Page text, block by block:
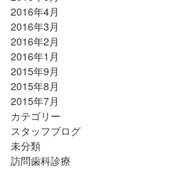
2016年4月
2016年3月
2016年2月
2016年1月
2015年9月
2015年8月
2015年7月
カテゴリー
スタッフブログ
未分類
訪問歯科診療